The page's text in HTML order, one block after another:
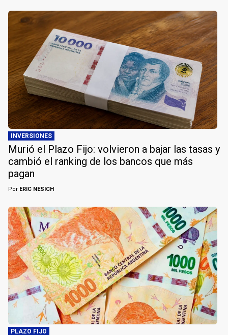
INVERSIONES
Murió el Plazo Fijo: volvieron a bajar las tasas y
cambió el ranking de los bancos que más
pagan
Por ERIC NESICH
PLAZO FIJO